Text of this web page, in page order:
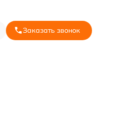
Заказать звонок